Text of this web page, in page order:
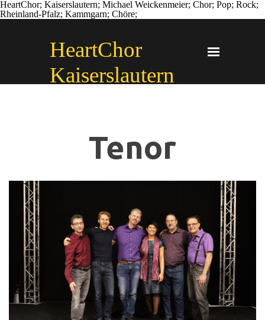
HeartChor; Kaiserslautern; Michael Weickenmeier; Chor; Pop; Rock;
Rheinland-Pfalz; Kammgarn; Chöre;
HeartChor
Kaiserslautern
Menü
Tenor